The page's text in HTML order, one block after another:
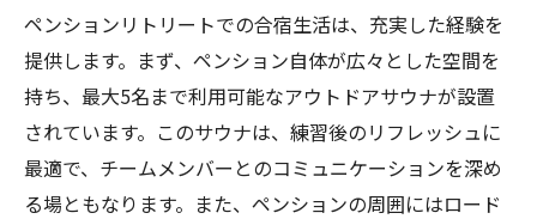
ペンションリトリートでの合宿生活は、充実した経験を
提供します。まず、ペンション自体が広々とした空間を
持ち、最大5名まで利用可能なアウトドアサウナが設置
されています。このサウナは、練習後のリフレッシュに
最適で、チームメンバーとのコミュニケーションを深め
る場ともなります。また、ペンションの周囲にはロード